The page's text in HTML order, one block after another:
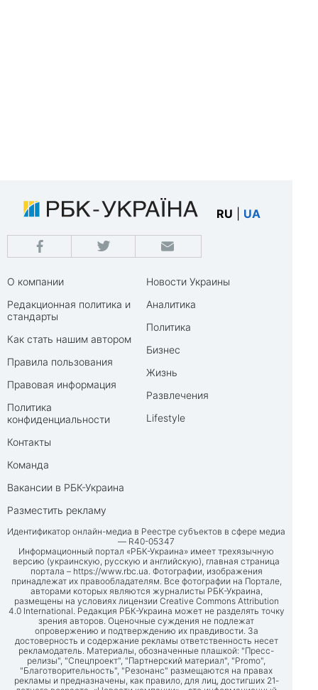
RU UA
О компании
Редакционная политика и
стандарты
Как стать нашим автором
Правила пользования
Правовая информация
Политика
конфиденциальности
Контакты
Команда
Вакансии в РБК-Украина
Разместить рекламу
Новости Украины
Аналитика
Политика
Бизнес
Жизнь
Развлечения
Lifestyle
Идентификатор онлайн-медиа в Реестре субъектов в сфере медиа
— R40-05347
Информационный портал «РБК-Украина» имеет трехязычную
версию (украинскую, русскую и английскую), главная страница
портала – https://www.rbc.ua. Фотографии, изображения
принадлежат их правообладателям. Все фотографии на Портале,
авторами которых являются журналисты РБК-Украина,
размещены на условиях лицензии Creative Commons Attribution
4.0 International. Редакция РБК-Украина может не разделять точку
зрения авторов. Оценочные суждения не подлежат
опровержению и подтверждению их правдивости. За
достоверность и содержание рекламы ответственность несет
рекламодатель. Материалы, обозначенные плашкой: "Пресс-
релизы", "Спецпроект", "Партнерский материал", "Promo",
"Благотворительность", "Резонанс" размещаются на правах
рекламы и предназначены, как правило, для лиц, достигших 21-